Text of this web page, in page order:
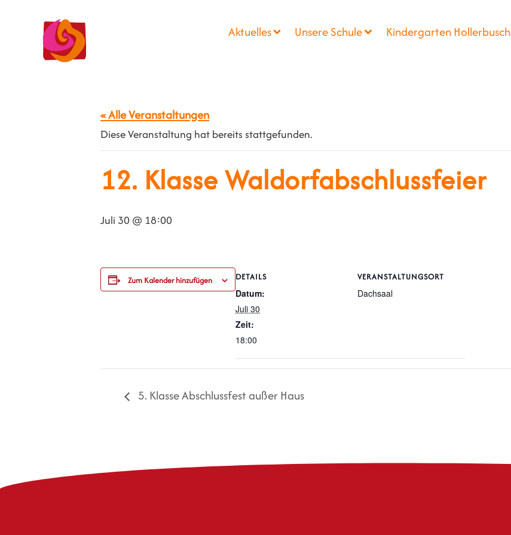
Aktuelles Unsere Schule Kindergarten Hollerbusch
« Alle Veranstaltungen
Diese Veranstaltung hat bereits stattgefunden.
12. Klasse Waldorfabschlussfeier
Juli 30 @ 18:00
Zum Kalender hinzufügen DETAILS
Datum:
Juli 30
Zeit:
18:00
VERANSTALTUNGSORT
Dachsaal
5. Klasse Abschlussfest außer Haus